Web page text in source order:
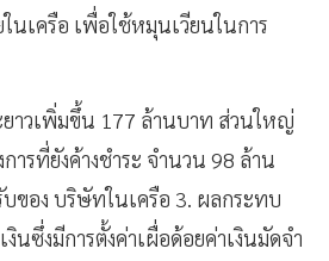
นเครือ เพื่อใช้หมุนเวียนในการ
เพิ่มขึ้น 177 ล้านบาท ส่วนใหญ่
การที่ยังค้างชำระ จำนวน 98 ล้าน
ของ บริษัทในเครือ 3. ผลกระทบ
งินซึ่งมีการตั้งค่าเผื่อด้อยค่าเงินมัดจำ